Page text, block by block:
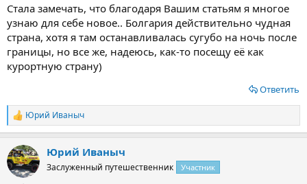
Стала замечать, что благодаря Вашим статьям я многое
узнаю для себе новое.. Болгария действительно чудная
страна, хотя я там останавливалась сугубо на ночь после
границы, но все же, надеюсь, как-то посещу её как
курортную страну)
Ответить
Р
е
к
ц
и
Юрий Иваныч
Юрий Иваныч
Заслуженный путешественник Участник